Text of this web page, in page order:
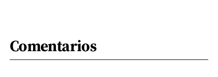
Comentarios